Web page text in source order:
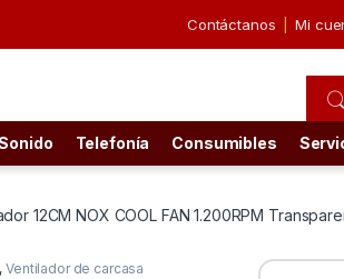
Contáctanos Mi
Telefonía Consumibles
12CM NOX COOL FAN 1.200RPM
,Ventilador de carcasa